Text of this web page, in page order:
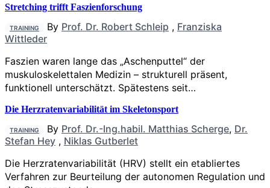
Stretching trifft Faszienforschung
TRAINING By Prof. Dr. Robert Schleip , Franziska
Wittleder
Faszien waren lange das „Aschenputtel“ der
muskuloskelettalen Medizin – strukturell präsent,
funktionell unterschätzt. Spätestens seit…
Die Herzratenvariabilität im Skeletonsport
TRAINING By Prof. Dr.-Ing.habil. Matthias Scherge, Dr.
Stefan Hey , Niklas Gutberlet
Die Herzratenvariabilität (HRV) stellt ein etabliertes
Verfahren zur Beurteilung der autonomen Regulation und